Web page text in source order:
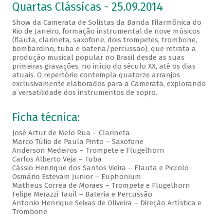
Quartas Clássicas - 25.09.2014
Show da Camerata de Solistas da Banda Filarmônica do
Rio de Janeiro, formação instrumental de nove músicos
(flauta, clarineta, saxofone, dois trompetes, trombone,
bombardino, tuba e bateria/percussão), que retrata a
produção musical popular no Brasil desde as suas
primeiras gravações, no início do século XX, até os dias
atuais. O repertório contempla quatorze arranjos
exclusivamente elaborados para a Camerata, explorando
a versatilidade dos instrumentos de sopro.
Ficha técnica:
José Artur de Melo Rua – Clarineta
Marco Túlio de Paula Pinto – Saxofone
Anderson Medeiros – Trompete e Flugelhorn
Carlos Alberto Veja – Tuba
Cássio Henrique dos Santos Vieira – Flauta e Piccolo
Osmário Estevam Junior – Euphonium
Matheus Correa de Moraes – Trompete e Flugelhorn
Felipe Merazzi Tauil – Bateria e Percussão
Antonio Henrique Seixas de Oliveira – Direção Artística e
Trombone